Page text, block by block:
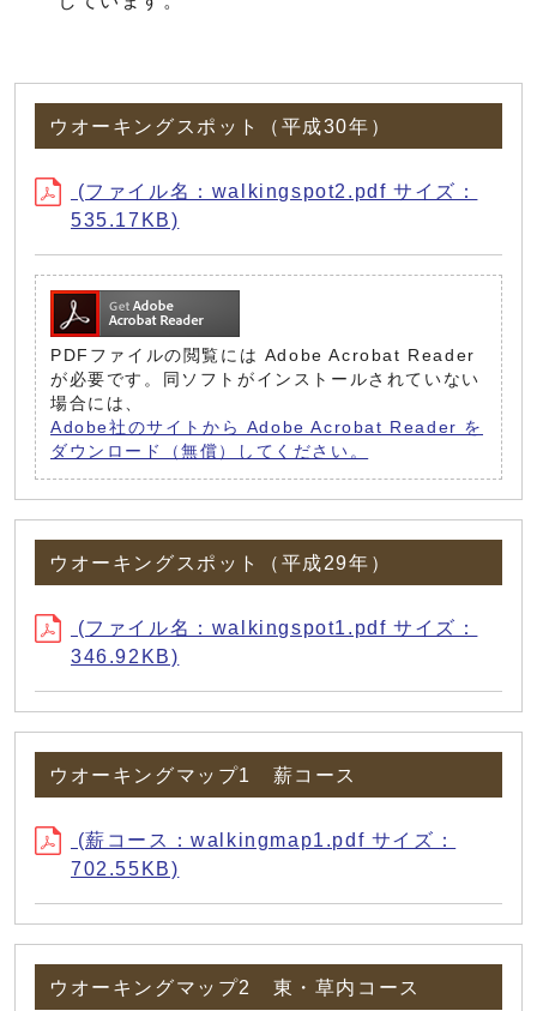
ウオーキングスポット（平成30年）
(ファイル名：walkingspot2.pdf サイズ：
535.17KB)
PDFファイルの閲覧には Adobe Acrobat Reader
が必要です。同ソフトがインストールされていない
場合には、
Adobe社のサイトから Adobe Acrobat Reader を
ダウンロード（無償）してください。
ウオーキングスポット（平成29年）
(ファイル名：walkingspot1.pdf サイズ：
346.92KB)
ウオーキングマップ1 薪コース
(薪コース：walkingmap1.pdf サイズ：
702.55KB)
ウオーキングマップ2 東・草内コース